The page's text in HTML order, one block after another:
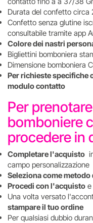
Durata del confetto circa
Confetto senza glutine
consultabile tramite app
Colore dei nastri
Bigliettini bomboniera
Dimensione bomboniera
Per richieste specifiche
modulo contatto
Per
bomboniere
procedere in
Completare l'acquisto
campo personalizzazione
Seleziona come
Procedi con l'acquisto
Una volta versato
stampare il tuo ordine
Per qualsiasi dubbio